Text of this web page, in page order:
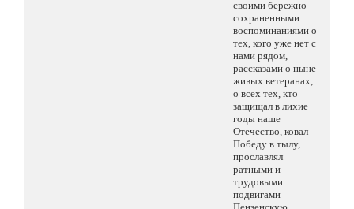
своими бережно
сохраненными
воспоминаниями о
тех, кого уже нет с
нами рядом,
рассказами о ныне
живых ветеранах,
о всех тех, кто
защищал в лихие
годы наше
Отечество, ковал
Победу в тылу,
прославлял
ратными и
трудовыми
подвигами